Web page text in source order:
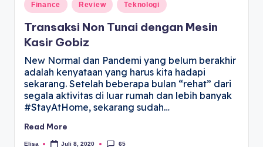
Finance Review Teknologi
Transaksi Non Tunai dengan Mesin
Kasir Gobiz
New Normal dan Pandemi yang belum berakhir
adalah kenyataan yang harus kita hadapi
sekarang. Setelah beberapa bulan “rehat” dari
segala aktivitas di luar rumah dan lebih banyak
#StayAtHome, sekarang sudah…
Read More
Elisa Juli 8, 2020 65